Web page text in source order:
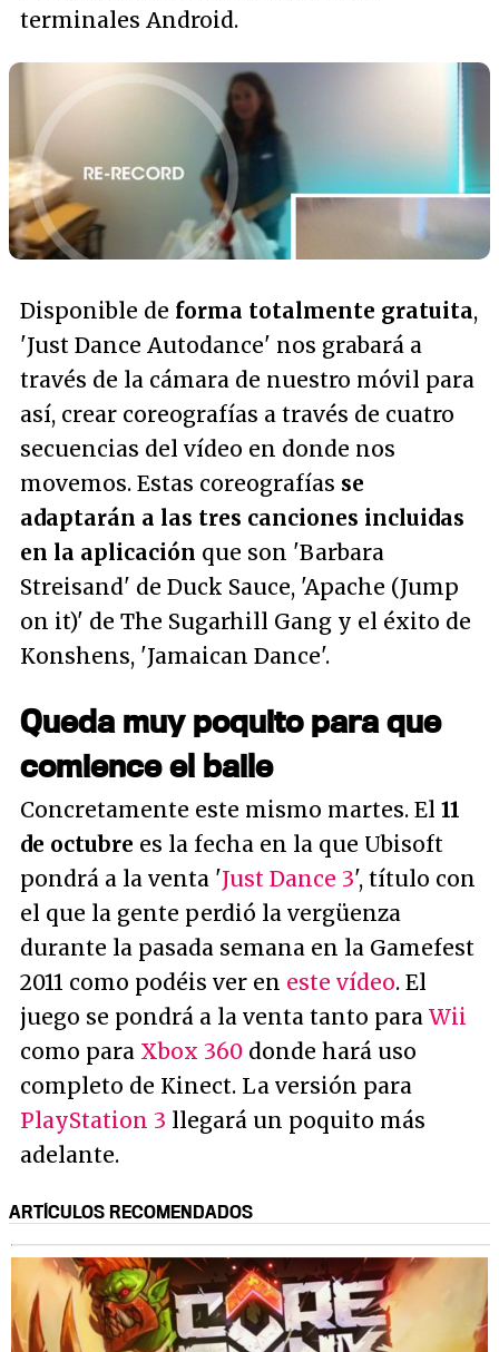
terminales Android.
Disponible de forma totalmente gratuita,
'Just Dance Autodance' nos grabará a
través de la cámara de nuestro móvil para
así, crear coreografías a través de cuatro
secuencias del vídeo en donde nos
movemos. Estas coreografías se
adaptarán a las tres canciones incluidas
en la aplicación que son 'Barbara
Streisand' de Duck Sauce, 'Apache (Jump
on it)' de The Sugarhill Gang y el éxito de
Konshens, 'Jamaican Dance'.
Queda muy poquito para que
comience el baile
Concretamente este mismo martes. El 11
de octubre es la fecha en la que Ubisoft
pondrá a la venta 'Just Dance 3', título con
el que la gente perdió la vergüenza
durante la pasada semana en la Gamefest
2011 como podéis ver en este vídeo. El
juego se pondrá a la venta tanto para Wii
como para Xbox 360 donde hará uso
completo de Kinect. La versión para
PlayStation 3 llegará un poquito más
adelante.
ARTÍCULOS RECOMENDADOS